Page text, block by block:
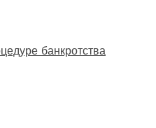
банкротства